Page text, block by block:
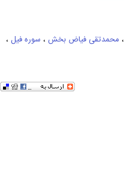
، محمدتقی فیاض بخش ، سوره فیل ،